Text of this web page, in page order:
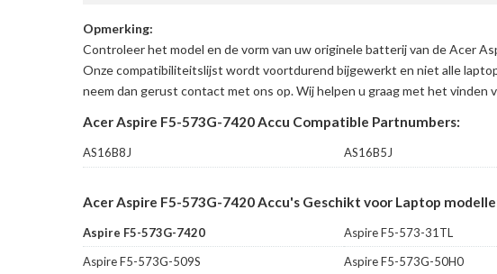
Opmerking:
Controleer het model en de vorm van uw originele batterij van de Acer
Onze compatibiliteitslijst wordt voortdurend bijgewerkt en niet alle
neem dan gerust contact met ons op. Wij helpen u graag met het vinden
Acer Aspire F5-573G-7420 Accu Compatible Partnumbers:
AS16B8J AS16B5J
Acer Aspire F5-573G-7420 Accu's Geschikt voor Laptop
Aspire F5-573G-7420 Aspire F5-573-31TL
Aspire F5-573G-509S
Aspire F5-573G-50H0